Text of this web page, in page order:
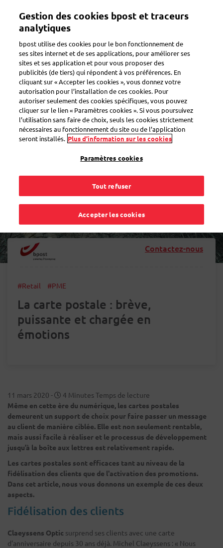
contenu
Toggle navigation
Retour
Contactez-nous
#Retail #PME
La carte postale : brève,
puissante et chargée en
émotions
11 mars 2020 -
4 Minutes Temps de lecture
Même en cette ère du numérique, les cartes postales
demeurent un support de choix pour faire passer un message
au client de manière ciblée. Elle est non seulement rentable,
mais aussi facile à réaliser et le processus de développement
jusqu’à la boîte aux lettres est relativement rapide.
Les cartes postales sont efficaces tant au niveau de la
fidélisation des clients que de l'activation des promotions.
Dans cet article, nous vous donnons un exemple de ces deux
aspects.
Fidélisation des clients
Claeyssens Optic surprend ses clients avec une carte
d'anniversaire depuis 30 ans déjà. Michel Claeyssens : « Nous
Gestion des cookies bpost et traceurs
analytiques
bpost utilise des cookies pour le bon fonctionnement de
ses sites internet et de ses applications, pour améliorer ses
sites et ses application et pour vous proposer des
publicités (de tiers) qui répondent à vos préférences. En
cliquant sur « Accepter les cookies », vous donnez votre
autorisation pour l’installation de ces cookies. Pour
autoriser seulement des cookies spécifiques, vous pouvez
cliquer sur le lien « Paramètres cookies ». Si vous poursuivez
l’utilisation sans faire de choix, seuls les cookies strictement
nécessaires au fonctionnement du site ou de l’application
seront installés. Plus d’information sur les cookies
Paramètres cookies
Tout refuser
Accepter les cookies